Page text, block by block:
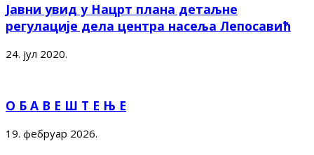
Јавни увид у Нацрт плана детаљне
регулације дела центра насеља Лепосавић
24. јул 2020.
О Б А В Е Ш Т Е Њ Е
19. фебруар 2026.